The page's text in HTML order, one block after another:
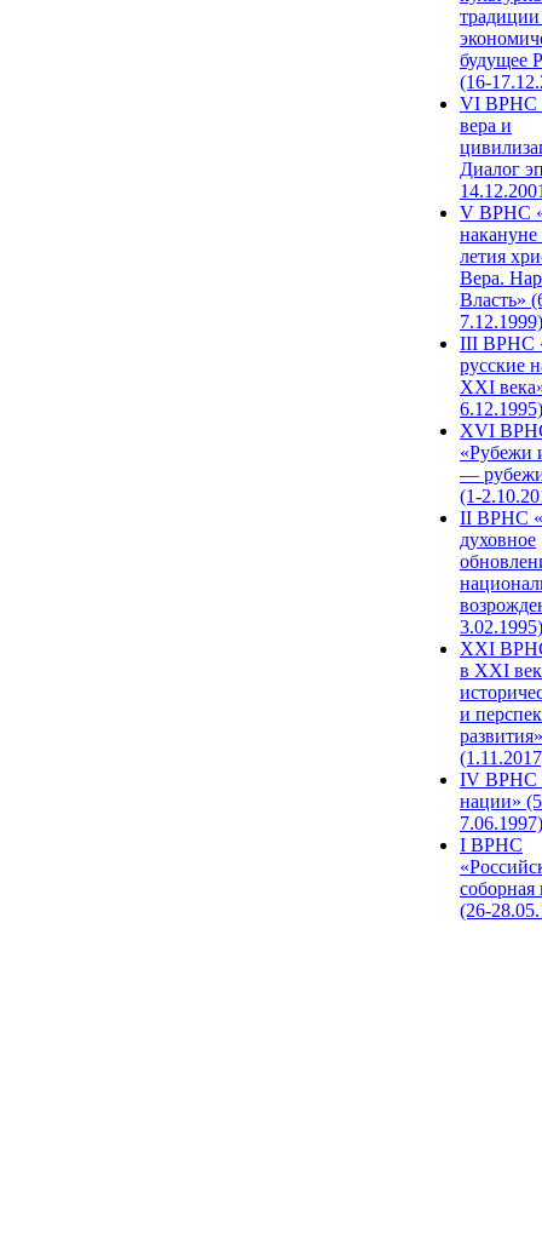
будущее
(16-
VI ВРНС
вера и
Диалог
V ВРНС
накануне
летия
Вера.
Власть»
7.12.1999)
III ВРНС
русские
XXI
6.12.1995)
XVI
«Рубежи
—
(1-
II ВРНС
духовное
3.02.1995)
XХI
в XXI
и
развития»
IV ВРНС
нации»
7.06.1997)
I ВРНС
(26-